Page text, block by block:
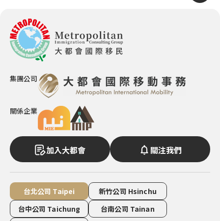
集團公司
關係企業
加入大都會 關注我們
台北公司 Taipei
新竹公司 Hsinchu
台中公司 Taichung
台南公司 Tainan